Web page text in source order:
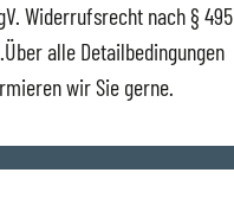
Widerrufsrecht nach § 495
alle Detailbedingungen
wir Sie gerne.